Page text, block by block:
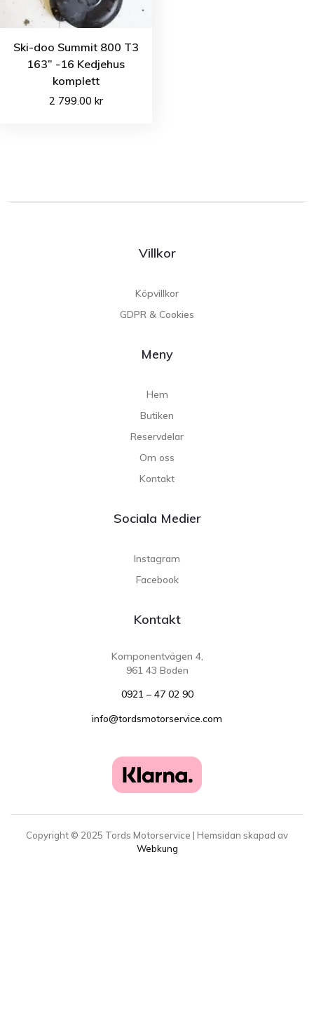
Ski-doo Summit 800 T3
163” -16 Kedjehus
komplett
2 799.00 kr
Villkor
Köpvillkor
GDPR & Cookies
Meny
Hem
Butiken
Reservdelar
Om oss
Kontakt
Sociala Medier
Instagram
Facebook
Kontakt
Komponentvägen 4,
961 43 Boden
0921 – 47 02 90
info@tordsmotorservice.com
Copyright © 2025 Tords Motorservice | Hemsidan skapad av
Webkung